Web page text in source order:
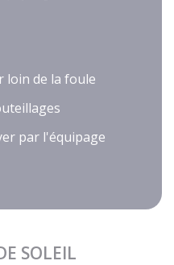
loin de la foule
par l'équipage
SOLEIL